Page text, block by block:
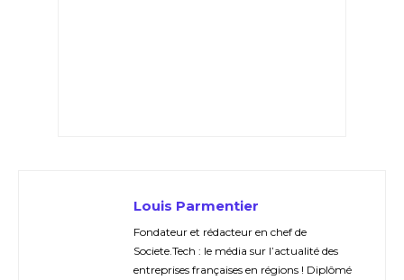
Louis Parmentier
Fondateur et rédacteur en chef de
Societe.Tech : le média sur l’actualité des
entreprises françaises en régions ! Diplômé